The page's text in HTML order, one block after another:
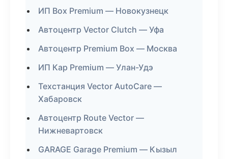
ИП Box Premium — Новокузнецк
Автоцентр Vector Clutch — Уфа
Автоцентр Premium Box — Москва
ИП Кар Premium — Улан-Удэ
Техстанция Vector AutoCare —
Хабаровск
Автоцентр Route Vector —
Нижневартовск
GARAGE Garage Premium — Кызыл